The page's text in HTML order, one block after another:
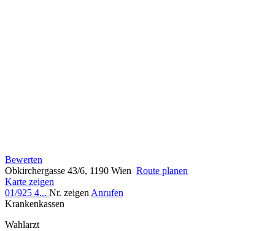
Bewerten
Obkirchergasse 43/6, 1190 Wien Route planen
Karte zeigen
01/925 4... Nr. zeigen Anrufen
Krankenkassen
Wahlarzt